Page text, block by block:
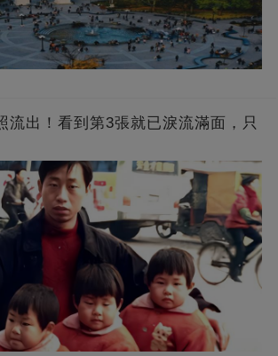
流出！看到第3張就已淚流滿面，只